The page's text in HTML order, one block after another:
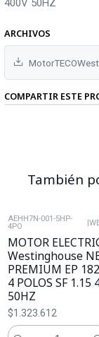
400V 50HZ
ARCHIVOS
COMPARTIR ESTE
También
AEHH7N-001-5HP-
4PO
|
MOTOR
Westinghouse
PREMIUM EP
4 POLOS SF 1.15
50HZ
$1.323.612